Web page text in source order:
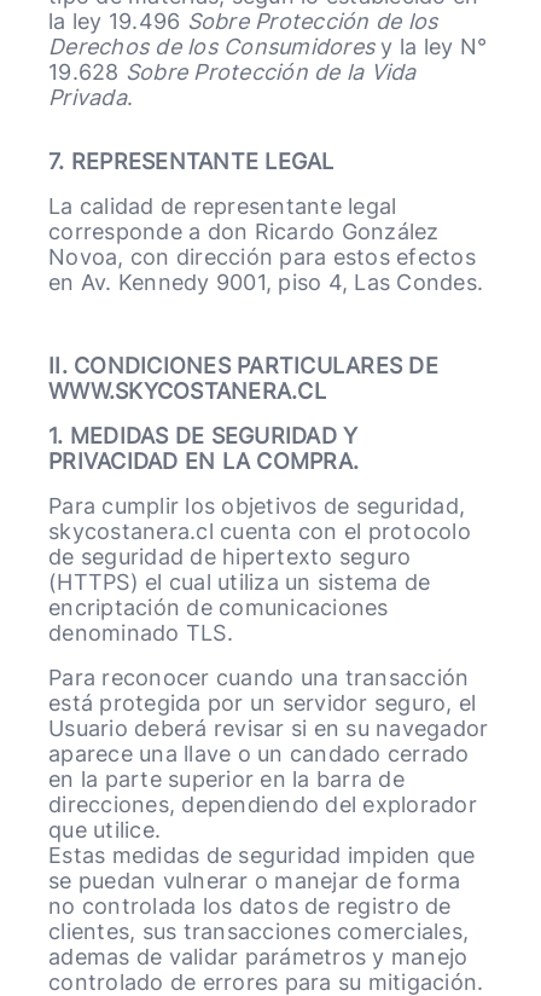
la ley 19.496 Sobre Protección de los
Derechos de los Consumidoresy la ley N°
19.628 Sobre Protección de la Vida
Privada.
7. REPRESENTANTE LEGAL
La calidad de representante legal
corresponde a don Ricardo González
Novoa, con dirección para estos efectos
en Av. Kennedy 9001, piso 4, Las Condes.
II. CONDICIONES PARTICULARES DE
WWW.SKYCOSTANERA.CL
1. MEDIDAS DE SEGURIDAD Y
PRIVACIDAD EN LA COMPRA.
Para cumplir los objetivos de seguridad,
skycostanera.cl cuenta con el protocolo
de seguridad de hipertexto seguro
(HTTPS) el cual utiliza un sistema de
encriptación de comunicaciones
denominado TLS.
Para reconocer cuando una transacción
está protegida por un servidor seguro, el
Usuario deberá revisar si en su navegador
aparece una llave o un candado cerrado
en la parte superior en la barra de
direcciones, dependiendo del explorador
que utilice.
Estas medidas de seguridad impiden que
se puedan vulnerar o manejar de forma
no controlada los datos de registro de
clientes, sus transacciones comerciales,
ademas de validar parámetros y manejo
controlado de errores para su mitigación.